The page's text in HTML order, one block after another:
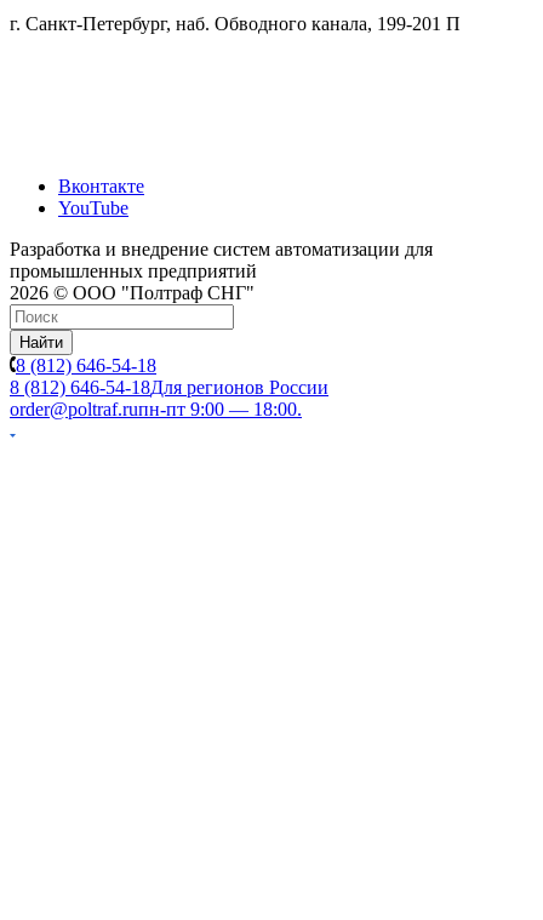
г. Санкт-Петербург, наб. Обводного канала, 199-201 П
Вконтакте
YouTube
Разработка и внедрение систем автоматизации для
промышленных предприятий
2026 © ООО "Полтраф СНГ"
Найти
8 (812) 646-54-18
8 (812) 646-54-18Для регионов России
order@poltraf.ruпн-пт 9:00 — 18:00.